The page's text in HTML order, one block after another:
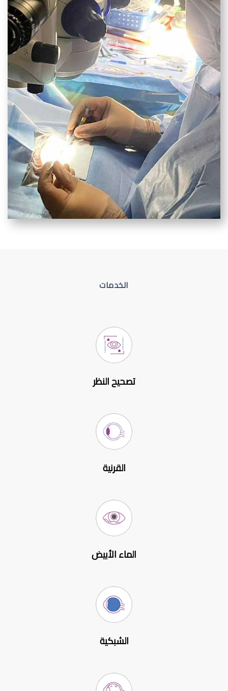
الخدمات
تصحيح النظر
القرنية
الماء الأبيض
الشبكية